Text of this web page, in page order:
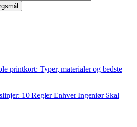
printkort: Typer, materialer og bedste
10 Regler Enhver Ingeniør Skal